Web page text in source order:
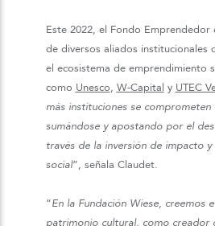
Este 2022, el Fondo Emprendedor
de diversos aliados institucionales
el ecosistema de emprendimiento
como Unesco, W-Capital y UTEC
más instituciones se
sumándose y apostando por el
través de la inversión de impacto
social”, señala Claudet.
“En la Fundación Wiese, creemos
patrimonio cultural, como creador